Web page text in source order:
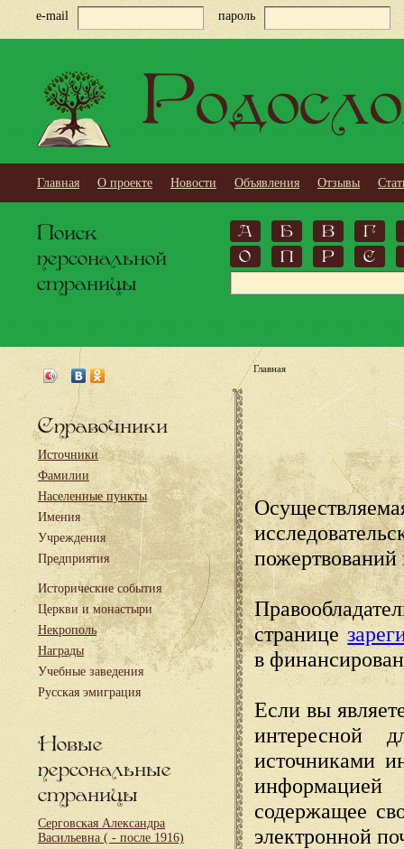
e-mail пароль
Главная О проекте Новости Объявления Отзывы
Поиск
персональной
страницы
А Б В
Г
О
П Р С
Справочники
Источники
Фамилии
Населенные пункты
Имения
Учреждения
Предприятия
Исторические события
Церкви и монастыри
Некрополь
Награды
Учебные заведения
Русская эмиграция
Новые
персональные
страницы
Серговская Александра
Васильевна ( - после 1916)
Главная
пожертвований
странице
в
Если вы
интересной
источниками
содержащее
электронной